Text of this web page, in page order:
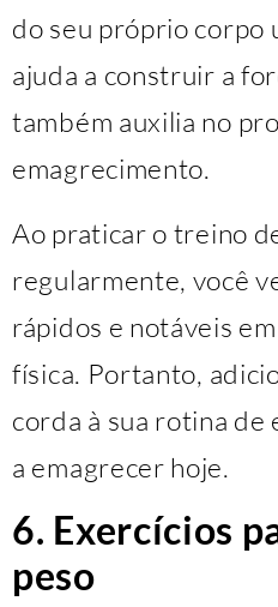
do seu próprio corpo
ajuda a construir a
também auxilia no
emagrecimento.
Ao praticar o treino
regularmente, você
rápidos e notáveis
física. Portanto,
corda à sua rotina de
a emagrecer hoje.
6. Exercícios
peso